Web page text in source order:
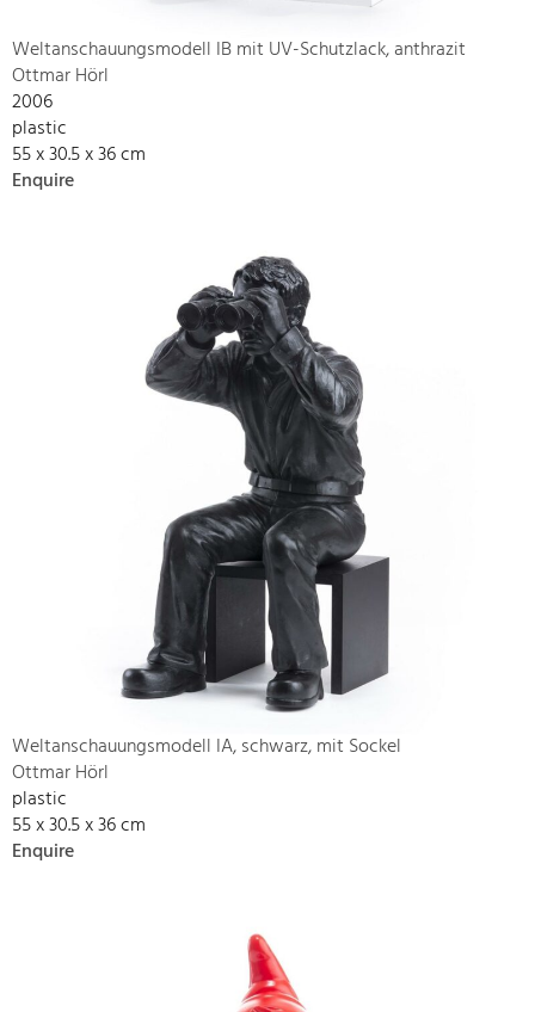
Weltanschauungsmodell IB mit UV-Schutzlack, anthrazit
Ottmar Hörl
2006
plastic
55 x 30.5 x 36 cm
Enquire
Weltanschauungsmodell IA, schwarz, mit Sockel
Ottmar Hörl
plastic
55 x 30.5 x 36 cm
Enquire